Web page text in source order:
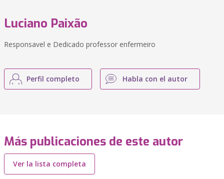
Luciano Paixão
Responsavel e Dedicado professor enfermeiro
Perfil completo Habla con el autor
Más publicaciones de este autor
Ver la lista completa